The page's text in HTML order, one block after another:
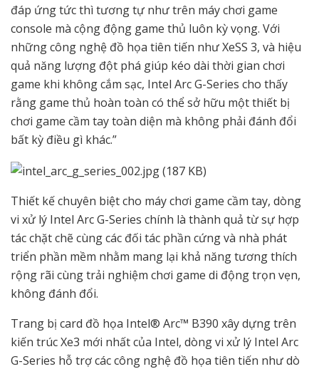
đáp ứng tức thì tương tự như trên máy chơi game
console mà cộng động game thủ luôn kỳ vọng. Với
những công nghệ đồ họa tiên tiến như XeSS 3, và hiệu
quả năng lượng đột phá giúp kéo dài thời gian chơi
game khi không cắm sạc, Intel Arc G-Series cho thấy
rằng game thủ hoàn toàn có thể sở hữu một thiết bị
chơi game cầm tay toàn diện mà không phải đánh đổi
bất kỳ điều gì khác.”
Thiết kế chuyên biệt cho máy chơi game cầm tay, dòng
vi xử lý Intel Arc G-Series chính là thành quả từ sự hợp
tác chặt chẽ cùng các đối tác phần cứng và nhà phát
triển phần mềm nhằm mang lại khả năng tương thích
rộng rãi cùng trải nghiệm chơi game di động trọn vẹn,
không đánh đổi.
Trang bị card đồ họa Intel® Arc™ B390 xây dựng trên
kiến trúc Xe3 mới nhất của Intel, dòng vi xử lý Intel Arc
G-Series hỗ trợ các công nghệ đồ họa tiên tiến như dò